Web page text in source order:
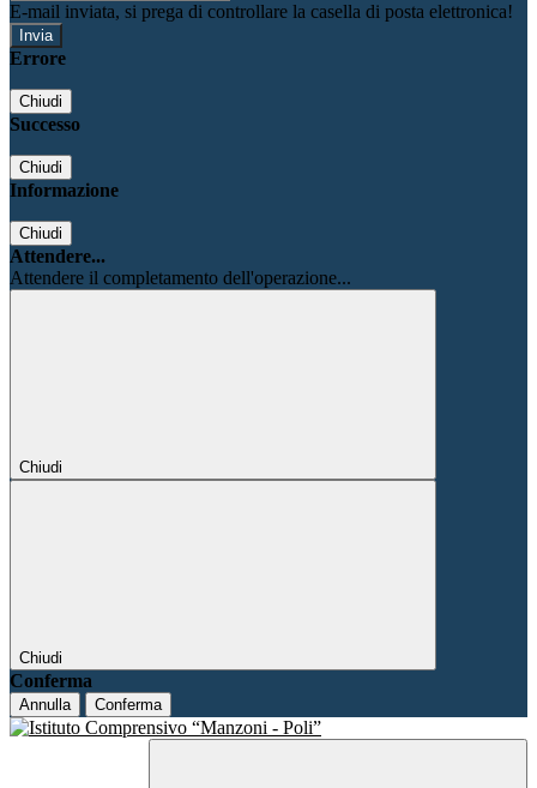
E-mail inviata, si prega di controllare la casella di posta elettronica!
Errore
Chiudi
Successo
Chiudi
Informazione
Chiudi
Attendere...
Attendere il completamento dell'operazione...
Chiudi
Chiudi
Conferma
Annulla Conferma